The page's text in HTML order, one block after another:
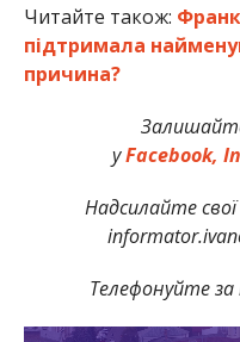
Читайте також:
підтримала
причина?
уFacebook,
Надсилайте
Телефонуйте